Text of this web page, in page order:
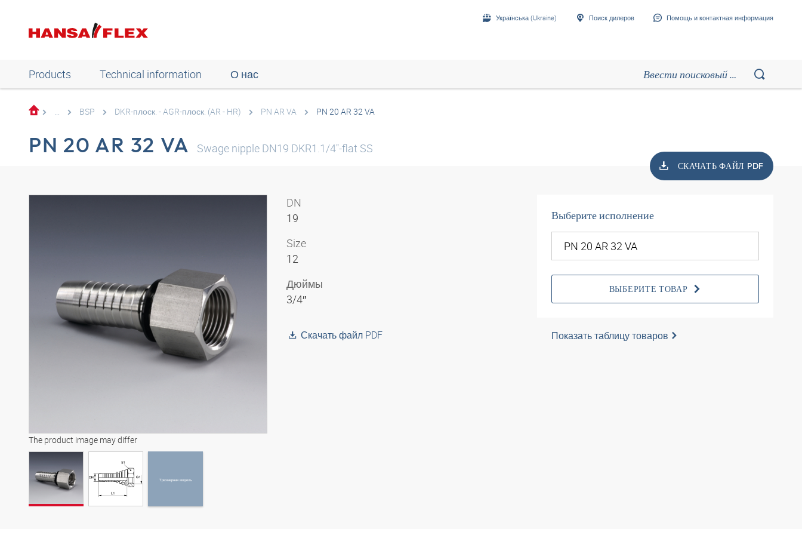
Українська (Ukraine) Поиск дилеров Помощь и контактная информация
Products Technical information О нас
... BSP DKR-плоск. - AGR-плоск. (AR - HR) PN AR VA PN 20 AR 32 VA
PN 20 AR 32 VA Swage nipple DN19 DKR1.1/4"-flat SS
СКАЧАТЬ ФАЙЛ PDF
The product image may differ
Трехмерная модель
Трехмерная модель
DN
19
Size
12
Дюймы
3/4″
Скачать файл PDF
Выберите исполнение
ВЫБЕРИТЕ ТОВАР
Показать таблицу товаров